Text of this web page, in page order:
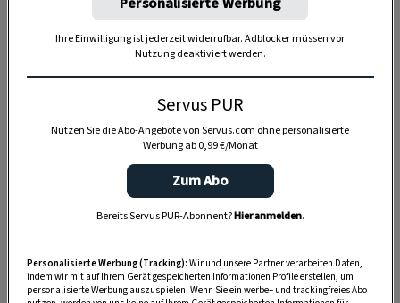
Ihre Einwilligung ist jederzeit widerrufbar. Adblocker müssen vor
Nutzung deaktiviert werden.
Servus PUR
Nutzen Sie die Abo-Angebote von Servus.com ohne personalisierte
Werbung ab 0,99 €/Monat
Zum Abo
Bereits Servus PUR-Abonnent?Hier anmelden.
Personalisierte Werbung (Tracking): Wir und unsere Partner verarbeiten Daten,
indem wir mit auf Ihrem Gerät gespeicherten Informationen Profile erstellen, um
personalisierte Werbung auszuspielen. Wenn Sie ein werbe– und trackingfreies Abo